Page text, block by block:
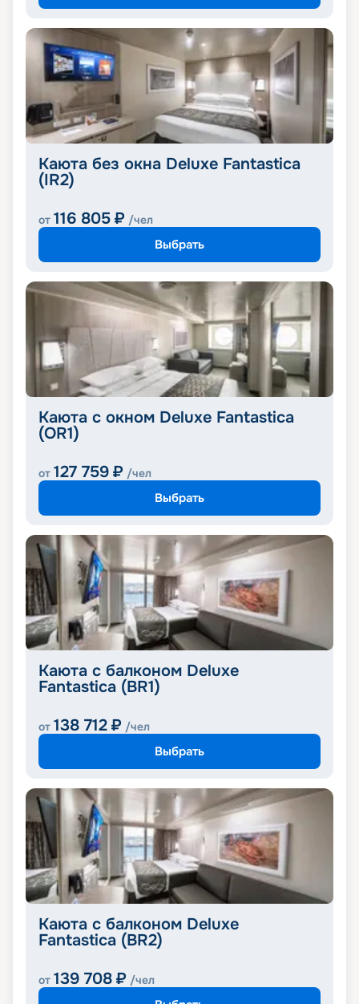
Каюта без окна Deluxe Fantastica
(IR2)
от 116 805 ₽ /чел
Выбрать
Каюта с окном Deluxe Fantastica
(OR1)
от 127 759 ₽ /чел
Выбрать
Каюта с балконом Deluxe
Fantastica (BR1)
от 138 712 ₽ /чел
Выбрать
Каюта с балконом Deluxe
Fantastica (BR2)
от 139 708 ₽ /чел